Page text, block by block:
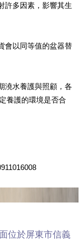
許多因素，影響其生
會以同等值的盆器替
澆水養護與照顧，各
養護的環境是否合
位於屏東市信義